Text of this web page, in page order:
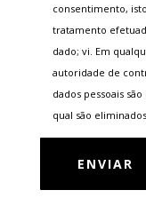
consentimento,
tratamento
dado; vi. Em
autoridade de
dados pessoais
qual são eliminados.